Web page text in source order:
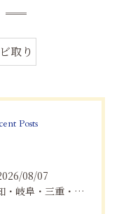
取り
Posts
08/07
愛知・岐阜・三重・静岡でカビアレルギーにお悩みの方へ｜MIST工法®による安全なカビ対策と健康な住まいづくり